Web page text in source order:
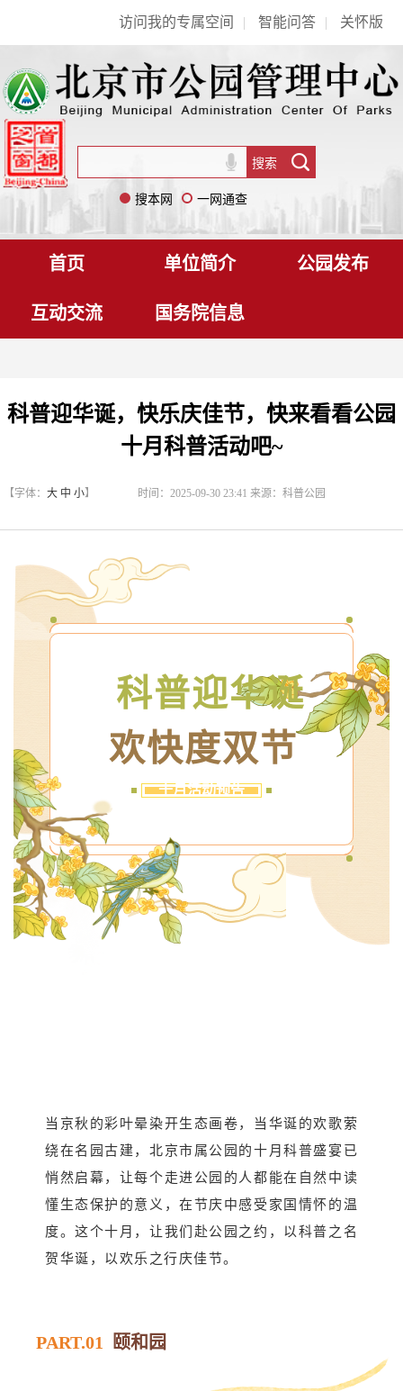
访问我的专属空间 | 智能问答 | 关怀版
搜本网 一网通查
首页 单位简介 公园发布
互动交流 国务院信息
科普迎华诞，快乐庆佳节，快来看看公园
十月科普活动吧~
时间：2025-09-30 23:41 来源：科普公园
【字体： 大 中 小】
欢快度双节
科普迎华诞
十月活动预告
当京秋的彩叶晕染开生态画卷，当华诞的欢歌萦
绕在名园古建，北京市属公园的十月科普盛宴已
悄然启幕，让每个走进公园的人都能在自然中读
懂生态保护的意义，在节庆中感受家国情怀的温
度。这个十月，让我们赴公园之约，以科普之名
贺华诞，以欢乐之行庆佳节。
PART.01 颐和园